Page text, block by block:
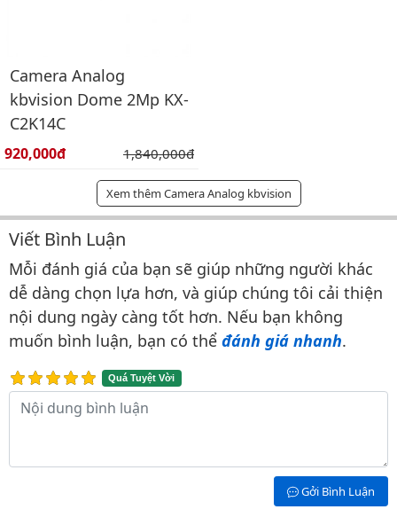
Camera Analog
kbvision Dome 2Mp KX-
C2K14C
Giá bán:
920,000đ Giá gốc:
1,840,000đ
Xem thêm Camera Analog kbvision
Bình luận & Đánh giá
Viết Bình Luận
Mỗi đánh giá của bạn sẽ giúp những người khác
dễ dàng chọn lựa hơn, và giúp chúng tôi cải thiện
nội dung ngày càng tốt hơn. Nếu bạn không
muốn bình luận, bạn có thể đánh giá nhanh.
Quá Tuyệt Vời
Nội dung bình luận
Gởi Bình Luận